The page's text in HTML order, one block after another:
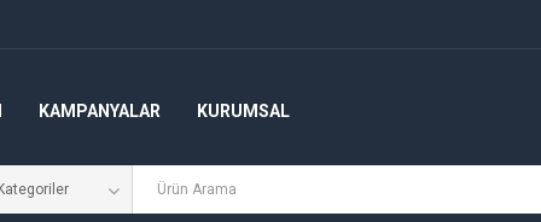
KAMPANYALAR KURUMSAL